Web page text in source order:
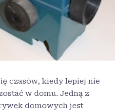
czasów, kiedy lepiej nie
w domu. Jedną z
domowych jest